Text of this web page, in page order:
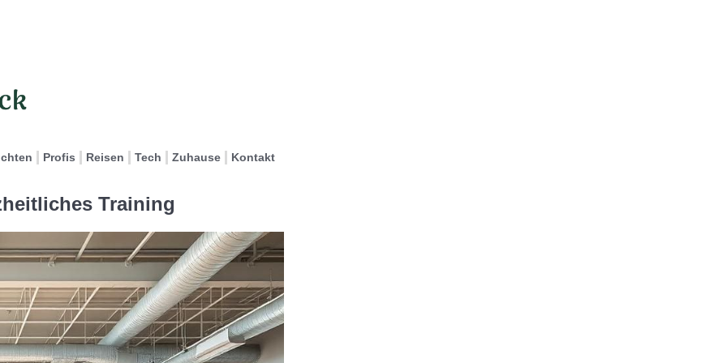
Profis Reisen Tech Zuhause Kontakt
Training